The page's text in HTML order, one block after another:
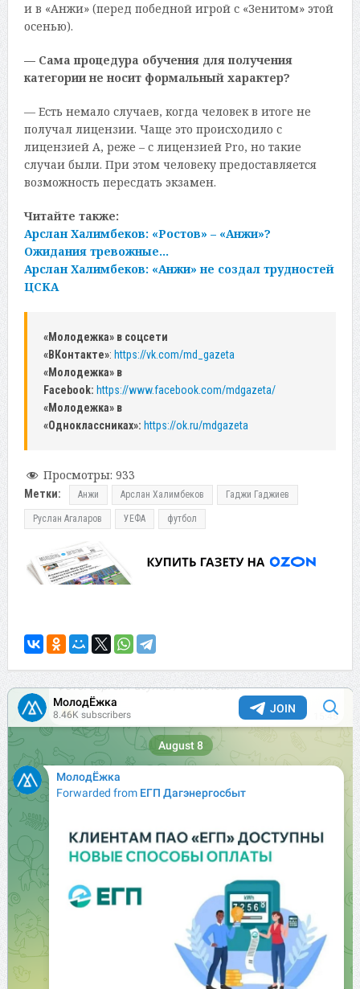
и в «Анжи» (перед победной игрой с «Зенитом» этой
осенью).
— Сама процедура обучения для получения
категории не носит формальный характер?
— Есть немало случаев, когда человек в итоге не
получал лицензии. Чаще это происходило с
лицензией А, реже – с лицензией Pro, но такие
случаи были. При этом человеку предоставляется
возможность пересдать экзамен.
Читайте также:
Арслан Халимбеков: «Ростов» – «Анжи»?
Ожидания тревожные…
Арслан Халимбеков: «Анжи» не создал трудностей
ЦСКА
«Молодежка» в соцсети
«ВКонтакте»: https://vk.com/md_gazeta
«Молодежка» в
Facebook: https://www.facebook.com/mdgazeta/
«Молодежка» в
«Одноклассниках»: https://ok.ru/mdgazeta
Просмотры: 933
Метки: Анжи Арслан Халимбеков Гаджи Гаджиев
Руслан Агаларов УЕФА футбол